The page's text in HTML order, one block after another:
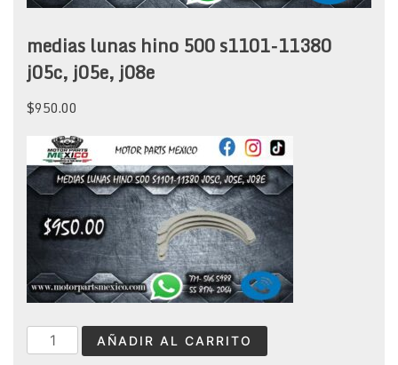
medias lunas hino 500 s1101-11380
j05c, j05e, j08e
$950.00
medias
lunas
AÑADIR AL CARRITO